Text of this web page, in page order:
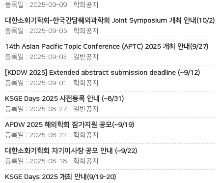
등록일 : 2025-09-09 | 학회공지
대한소화기학회-한국간담췌외과학회 Joint Symposium 개최 안내(10/2)
등록일 : 2025-09-05 | 학회공지
14th Asian Pacific Topic Conference (APTC) 2025 개최 안내(9/27)
등록일 : 2025-09-03 | 일반공지
[KDDW 2025] Extended abstract submission deadline (~9/12)
등록일 : 2025-09-01 | 학회공지
KSGE Days 2025 사전등록 안내 (~8/31)
등록일 : 2025-08-27 | 일반공지
APDW 2025 해외학회 참가지원 공모(~9/19)
등록일 : 2025-08-22 | 학회공지
대한소화기학회 차기이사장 공모 안내 (~9/22)
등록일 : 2025-08-18 | 학회공지
KSGE Days 2025 개최 안내(9/19-20)